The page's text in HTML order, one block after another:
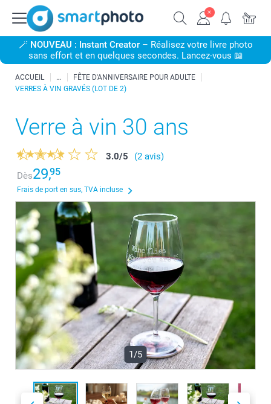
🪄 NOUVEAU : Instant Creator– Réalisez votre livre photo
sans effort et en quelques secondes. Lancez-vous 📖
ACCUEIL
FÊTE D'ANNIVERSAIRE POUR ADULTE
VERRES À VIN GRAVÉS (LOT DE 2)
Verre à vin 30 ans
3.0/5
(2 avis)
Dès29,95
Frais de port en sus, TVA incluse
1/5